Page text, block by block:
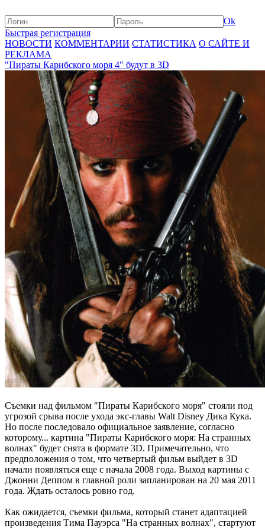
Ok
Быстрая регистрация
НОВОСТИ КОММЕНТАРИИ СТАТИСТИКА О САЙТЕ И
РЕКЛАМА
"Пираты Карибского моря 4" будут в 3D
Съемки над фильмом "Пираты Карибского моря" стояли под
угрозой срыва после ухода экс-главы Walt Disney Дика Кука.
Но после последовало официальное заявление, согласно
которому... картина "Пираты Карибского моря: На странных
волнах" будет снята в формате 3D. Примечательно, что
предположения о том, что четвертый фильм выйдет в 3D
начали появляться еще с начала 2008 года. Выход картины с
Джонни Деппом в главной роли запланирован на 20 мая 2011
года. Ждать осталось ровно год.
Как ожидается, съемки фильма, который станет адаптацией
произведения Тима Пауэрса "На странных волнах", стартуют